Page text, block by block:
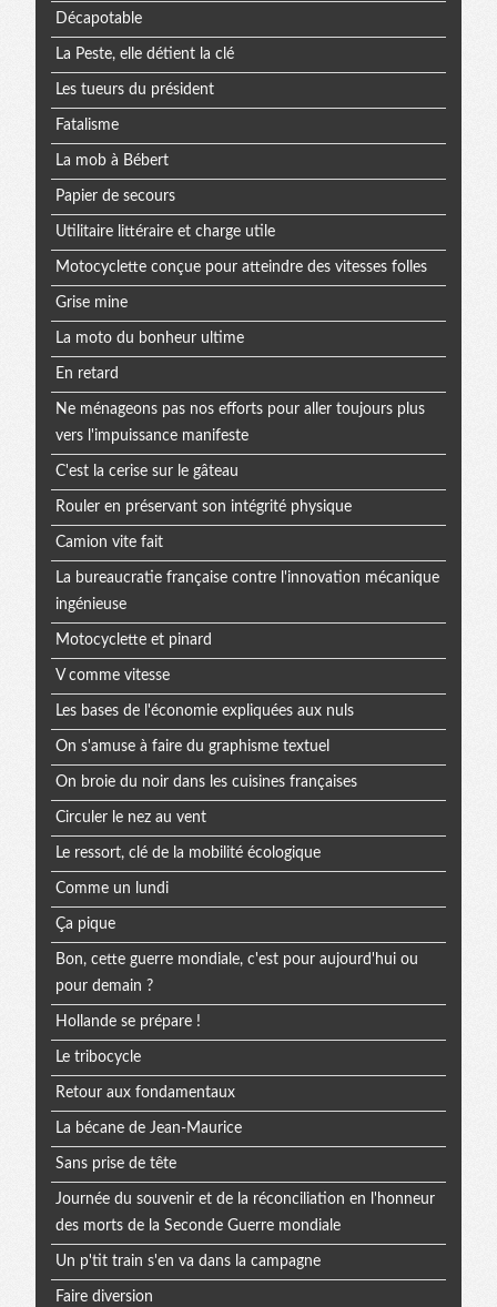
Décapotable
La Peste, elle détient la clé
Les tueurs du président
Fatalisme
La mob à Bébert
Papier de secours
Utilitaire littéraire et charge utile
Motocyclette conçue pour atteindre des vitesses folles
Grise mine
La moto du bonheur ultime
En retard
Ne ménageons pas nos efforts pour aller toujours plus
vers l'impuissance manifeste
C'est la cerise sur le gâteau
Rouler en préservant son intégrité physique
Camion vite fait
La bureaucratie française contre l'innovation mécanique
ingénieuse
Motocyclette et pinard
V comme vitesse
Les bases de l'économie expliquées aux nuls
On s'amuse à faire du graphisme textuel
On broie du noir dans les cuisines françaises
Circuler le nez au vent
Le ressort, clé de la mobilité écologique
Comme un lundi
Ça pique
Bon, cette guerre mondiale, c'est pour aujourd'hui ou
pour demain ?
Hollande se prépare !
Le tribocycle
Retour aux fondamentaux
La bécane de Jean-Maurice
Sans prise de tête
Journée du souvenir et de la réconciliation en l'honneur
des morts de la Seconde Guerre mondiale
Un p'tit train s'en va dans la campagne
Faire diversion